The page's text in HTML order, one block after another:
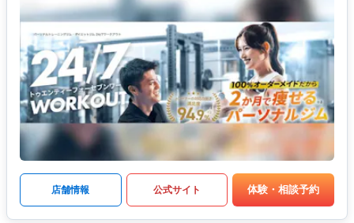
店舗情報 公式サイト 体験・相談予約